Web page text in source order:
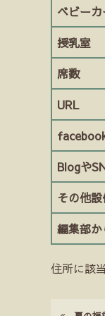
ベビーカ
授乳室
席数
URL
Blogや
その他
編集部
住所に該